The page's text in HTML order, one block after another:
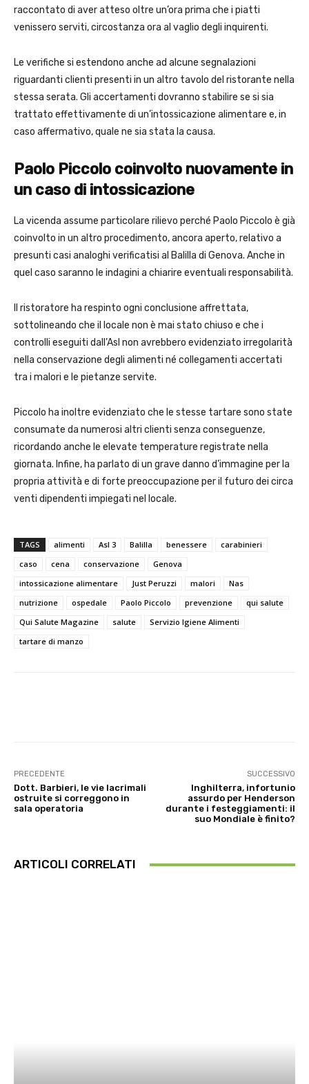
raccontato di aver atteso oltre un’ora prima che i piatti
venissero serviti, circostanza ora al vaglio degli inquirenti.
Le verifiche si estendono anche ad alcune segnalazioni
riguardanti clienti presenti in un altro tavolo del ristorante nella
stessa serata. Gli accertamenti dovranno stabilire se si sia
trattato effettivamente di un’intossicazione alimentare e, in
caso affermativo, quale ne sia stata la causa.
Paolo Piccolo coinvolto nuovamente in
un caso di intossicazione
La vicenda assume particolare rilievo perché Paolo Piccolo è già
coinvolto in un altro procedimento, ancora aperto, relativo a
presunti casi analoghi verificatisi al Balilla di Genova. Anche in
quel caso saranno le indagini a chiarire eventuali responsabilità.
Il ristoratore ha respinto ogni conclusione affrettata,
sottolineando che il locale non è mai stato chiuso e che i
controlli eseguiti dall’Asl non avrebbero evidenziato irregolarità
nella conservazione degli alimenti né collegamenti accertati
tra i malori e le pietanze servite.
Piccolo ha inoltre evidenziato che le stesse tartare sono state
consumate da numerosi altri clienti senza conseguenze,
ricordando anche le elevate temperature registrate nella
giornata. Infine, ha parlato di un grave danno d’immagine per la
propria attività e di forte preoccupazione per il futuro dei circa
venti dipendenti impiegati nel locale.
TAGS alimenti Asl 3 Balilla benessere
carabinieri
caso
cena conservazione
Genova
intossicazione alimentare
Just Peruzzi malori
Nas
nutrizione
ospedale Paolo Piccolo prevenzione
qui salute
Qui Salute Magazine
salute
Servizio Igiene Alimenti
tartare di manzo
PRECEDENTE
Dott. Barbieri, le vie lacrimali
ostruite si correggono in
sala operatoria
SUCCESSIVO
Inghilterra, infortunio
assurdo per Henderson
durante i festeggiamenti: il
suo Mondiale è finito?
ARTICOLI CORRELATI